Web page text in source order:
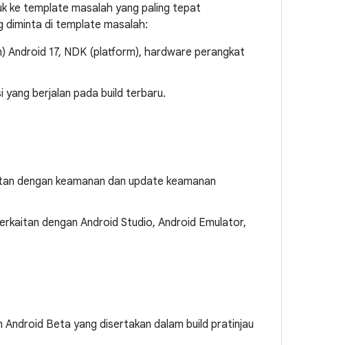
ke template masalah yang paling tepat
diminta di template masalah:
17, NDK (platform), hardware perangkat
yang berjalan pada build terbaru.
dengan keamanan dan update keamanan
dengan Android Studio, Android Emulator,
Android Beta yang disertakan dalam build pratinjau